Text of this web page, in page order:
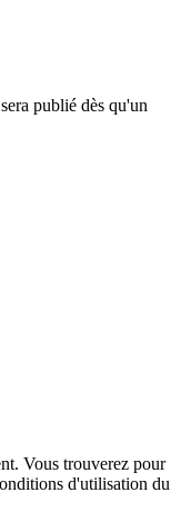
publié dès qu'un
Vous trouverez pour
d'utilisation du